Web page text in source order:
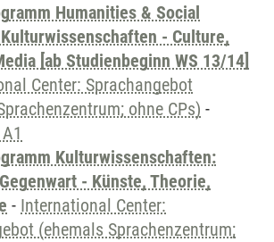
Humanities & Social
- Culture,
[ab Studienbeginn WS 13/14]
Center: Sprachangebot
ohne CPs) -
Kulturwissenschaften:
- Künste, Theorie,
- International Center:
(ehemals Sprachenzentrum;